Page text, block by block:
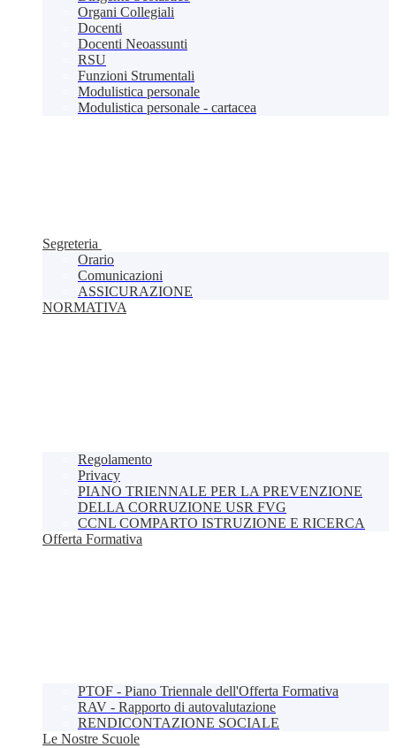
Organi Collegiali
Docenti
Docenti Neoassunti
RSU
Funzioni Strumentali
Modulistica personale
Modulistica personale - cartacea
Segreteria
Orario
Comunicazioni
ASSICURAZIONE
NORMATIVA
Regolamento
Privacy
PIANO TRIENNALE PER LA PREVENZIONE
DELLA CORRUZIONE USR FVG
CCNL COMPARTO ISTRUZIONE E RICERCA
Offerta Formativa
PTOF - Piano Triennale dell'Offerta Formativa
RAV - Rapporto di autovalutazione
RENDICONTAZIONE SOCIALE
Le Nostre Scuole